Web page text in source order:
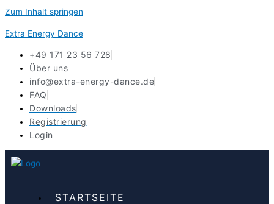
Zum Inhalt springen
Extra Energy Dance
+49 171 23 56 728
Über uns
info@extra-energy-dance.de
FAQ
Downloads
Registrierung
Login
STARTSEITE